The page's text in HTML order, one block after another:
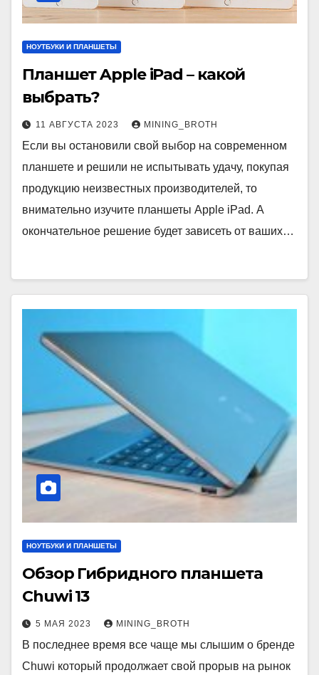
НОУТБУКИ И ПЛАНШЕТЫ
Планшет Apple iPad – какой
выбрать?
11 АВГУСТА 2023 MINING_BROTH
Если вы остановили свой выбор на современном
планшете и решили не испытывать удачу, покупая
продукцию неизвестных производителей, то
внимательно изучите планшеты Apple iPad. А
окончательное решение будет зависеть от ваших…
НОУТБУКИ И ПЛАНШЕТЫ
Обзор Гибридного планшета
Chuwi 13
5 МАЯ 2023 MINING_BROTH
В последнее время все чаще мы слышим о бренде
Chuwi который продолжает свой прорыв на рынок